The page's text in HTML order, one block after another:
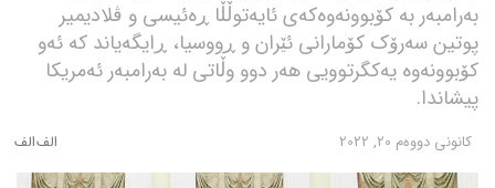
بەرامبەر بە کۆبوونەوەکەی ئایەتوڵڵا ڕەئیسی و ڤلادیمیر
پوتین سەرۆک کۆمارانی ئێران و ڕووسیا، ڕایگەیاند کە ئەو
کۆبوونەوە یەکگرتوویی هەر دوو وڵاتی لە بەرامبەر ئەمریکا
پیشاندا.
كانونی دووه‌م 20, 2022